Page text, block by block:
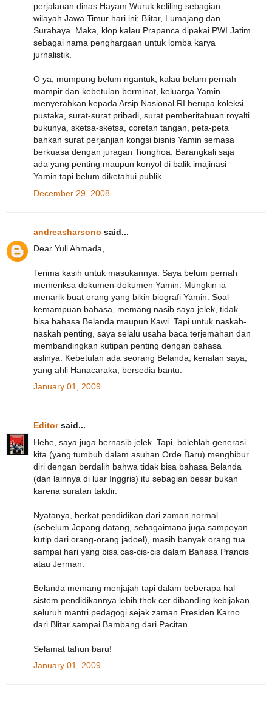
perjalanan dinas Hayam Wuruk keliling sebagian
wilayah Jawa Timur hari ini; Blitar, Lumajang dan
Surabaya. Maka, klop kalau Prapanca dipakai PWI Jatim
sebagai nama penghargaan untuk lomba karya
jurnalistik.
O ya, mumpung belum ngantuk, kalau belum pernah
mampir dan kebetulan berminat, keluarga Yamin
menyerahkan kepada Arsip Nasional RI berupa koleksi
pustaka, surat-surat pribadi, surat pemberitahuan royalti
bukunya, sketsa-sketsa, coretan tangan, peta-peta
bahkan surat perjanjian kongsi bisnis Yamin semasa
berkuasa dengan juragan Tionghoa. Barangkali saja
ada yang penting maupun konyol di balik imajinasi
Yamin tapi belum diketahui publik.
December 29, 2008
andreasharsono said...
Dear Yuli Ahmada,
Terima kasih untuk masukannya. Saya belum pernah
memeriksa dokumen-dokumen Yamin. Mungkin ia
menarik buat orang yang bikin biografi Yamin. Soal
kemampuan bahasa, memang nasib saya jelek, tidak
bisa bahasa Belanda maupun Kawi. Tapi untuk naskah-
naskah penting, saya selalu usaha baca terjemahan dan
membandingkan kutipan penting dengan bahasa
aslinya. Kebetulan ada seorang Belanda, kenalan saya,
yang ahli Hanacaraka, bersedia bantu.
January 01, 2009
Editorsaid...
Hehe, saya juga bernasib jelek. Tapi, bolehlah generasi
kita (yang tumbuh dalam asuhan Orde Baru) menghibur
diri dengan berdalih bahwa tidak bisa bahasa Belanda
(dan lainnya di luar Inggris) itu sebagian besar bukan
karena suratan takdir.
Nyatanya, berkat pendidikan dari zaman normal
(sebelum Jepang datang, sebagaimana juga sampeyan
kutip dari orang-orang jadoel), masih banyak orang tua
sampai hari yang bisa cas-cis-cis dalam Bahasa Prancis
atau Jerman.
Belanda memang menjajah tapi dalam beberapa hal
sistem pendidikannya lebih thok cer dibanding kebijakan
seluruh mantri pedagogi sejak zaman Presiden Karno
dari Blitar sampai Bambang dari Pacitan.
Selamat tahun baru!
January 01, 2009